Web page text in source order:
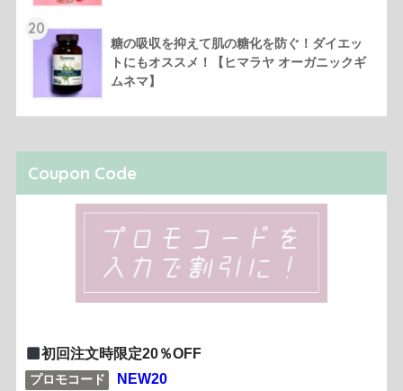
20
糖の吸収を抑えて肌の糖化を防ぐ！ダイエッ
トにもオススメ！【ヒマラヤ オーガニックギ
ムネマ】
Coupon Code
初回注文時限定20％OFF
プロモコード NEW20